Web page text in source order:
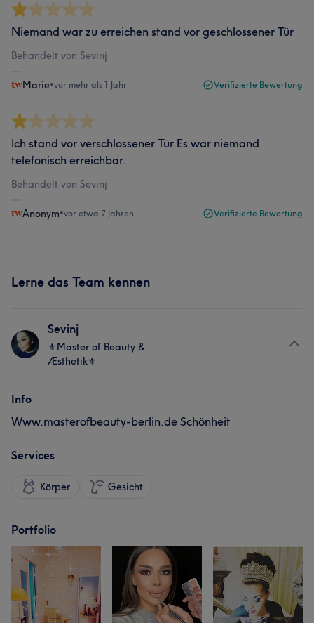
Niemand war zu erreichen stand vor geschlossener Tür
Behandelt von Sevinj
Marie•vor mehr als 1 Jahr Verifizierte Bewertung
Ich stand vor verschlossener Tür.Es war niemand
telefonisch erreichbar.
Behandelt von Sevinj
Anonym•vor etwa 7 Jahren Verifizierte Bewertung
Lerne das Team kennen
Sevinj
⚜️Master of Beauty &
Æsthetik⚜️
Info
Www.masterofbeauty-berlin.de Schönheit
Services
Körper Gesicht
Portfolio